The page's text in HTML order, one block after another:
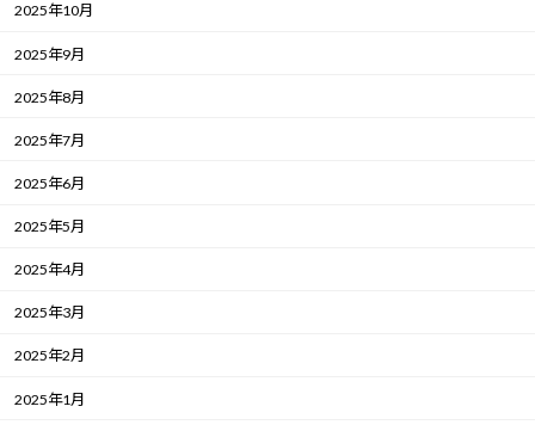
2025年10月
2025年9月
2025年8月
2025年7月
2025年6月
2025年5月
2025年4月
2025年3月
2025年2月
2025年1月